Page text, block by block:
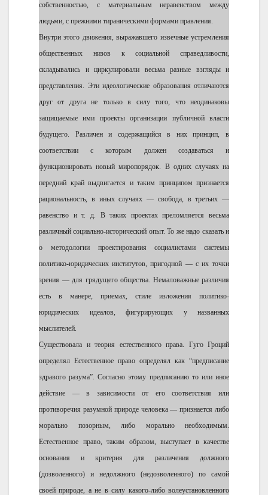
собственностью, с материальным неравенством между
людьми, с прежними тираническими формами правления.
Внутри этого движения, выражавшего извечные устремления
общественных низов к социальной справедливости,
складывались и циркулировали весьма разные взгляды и
представления. Эти идеологические образования отличаются
друг от друга не только в силу того, что неодинаковы
защищаемые ими проекты организации публичной власти
будущего. Различен и содержащийся в них принцип, в
соответствии с которым должен создаваться и
функционировать новый миропорядок. В одних случаях на
передний край выдвигается и таким принципом признается
рациональность, в иных случаях — свобода, в третьих —
равенство и т. д. В таких проектах преломляется весьма
различный социально-исторический опыт. То же надо сказать и
о методологии проектирования социалистами системы
политико-юридических институтов, пригодной — с их точки
зрения — для грядущего общества. Немаловажные различия
есть в манере, приемах, стиле изложения политико-
юридических идеалов, фигурирующих у названных
мыслителей.
Существовала и теория естественного права. Гуго Гроций
определял Естественное право определял как “предписание
здравого разума”. Согласно этому предписанию то или иное
действие — в зависимости от его соответствия или
противоречия разумной природе человека — признается либо
морально позорным, либо морально необходимым.
Естественное право, таким образом, выступает в качестве
основания и критерия для различения должного
(дозволенного) и недолжного (недозволенного) по самой
своей природе, а не в силу какого-либо волеустановленного